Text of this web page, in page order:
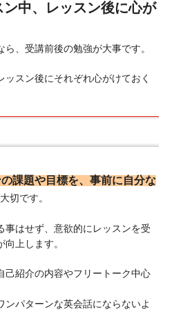
ン中、レッスン後に心が
、受講前後の勉強が大事です。
ッスン後にそれぞれ心がけておく
課題や目標を、事前に自分な
切です。
事はせず、意欲的にレッスンを受
上します。
己紹介の内容やフリートーク中心
ンパターンな英会話にならないよ